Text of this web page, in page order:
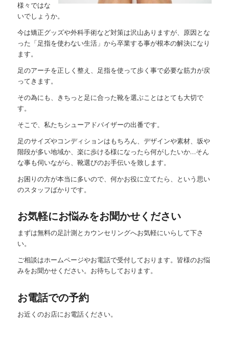
様々ではな
いでしょうか。
今は矯正グッズや外科手術など対策は沢山ありますが、原因とな
った「足指を使わない生活」から卒業する事が根本の解決になり
ます。
足のアーチを正しく整え、足指を使って歩く事で必要な筋力が戻
ってきます。
その為にも、きちっと足に合った靴を選ぶことはとても大切で
す。
そこで、私たちシューアドバイザーの出番です。
足のサイズやコンディションはもちろん、デザインや素材、坂や
階段が多い地域か、楽に歩ける様になったら何がしたいか…そん
な事も伺いながら、靴選びのお手伝いを致します。
お困りの方が本当に多いので、何かお役に立てたら、という思い
のスタッフばかりです。
お気軽にお悩みをお聞かせください
まずは無料の足計測とカウンセリングへお気軽にいらして下さ
い。
ご相談はホームページやお電話で受付しております。皆様のお悩
みをお聞かせください。お待ちしております。
お電話での予約
お近くのお店にお電話ください。